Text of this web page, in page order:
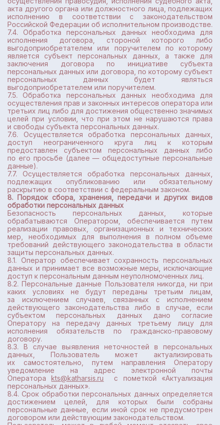
акта другого органа или должностного лица, подлежащих
исполнению в соответствии с законодательством
Российской Федерации об исполнительном производстве.
7.4. Обработка персональных данных необходима для
исполнения договора, стороной которого либо
выгодоприобретателем или поручителем по которому
является субъект персональных данных, а также для
заключения договора по инициативе субъекта
персональных данных или договора, по которому субъект
персональных данных будет являться
выгодоприобретателем или поручителем.
7.5. Обработка персональных данных необходима для
осуществления прав и законных интересов оператора или
третьих лиц либо для достижения общественно значимых
целей при условии, что при этом не нарушаются права
и свободы субъекта персональных данных.
7.6. Осуществляется обработка персональных данных,
доступ неограниченного круга лиц к которым
предоставлен субъектом персональных данных либо
по его просьбе (далее — общедоступные персональные
данные).
7.7. Осуществляется обработка персональных данных,
подлежащих опубликованию или обязательному
раскрытию в соответствии с федеральным законом.
8. Порядок сбора, хранения, передачи и других видов
обработки персональных данных
Безопасность персональных данных, которые
обрабатываются Оператором, обеспечивается путем
реализации правовых, организационных и технических
мер, необходимых для выполнения в полном объеме
требований действующего законодательства в области
защиты персональных данных.
8.1. Оператор обеспечивает сохранность персональных
данных и принимает все возможные меры, исключающие
доступ к персональным данным неуполномоченных лиц.
8.2. Персональные данные Пользователя никогда, ни при
каких условиях не будут переданы третьим лицам,
за исключением случаев, связанных с исполнением
действующего законодательства либо в случае, если
субъектом персональных данных дано согласие
Оператору на передачу данных третьему лицу для
исполнения обязательств по гражданско-правовому
договору.
8.3. В случае выявления неточностей в персональных
данных, Пользователь может актуализировать
их самостоятельно, путем направления Оператору
уведомление на адрес электронной почты
Оператораkts@katharsis.ru с пометкой «Актуализация
персональных данных».
8.4. Срок обработки персональных данных определяется
достижением целей, для которых были собраны
персональные данные, если иной срок не предусмотрен
договором или действующим законодательством.